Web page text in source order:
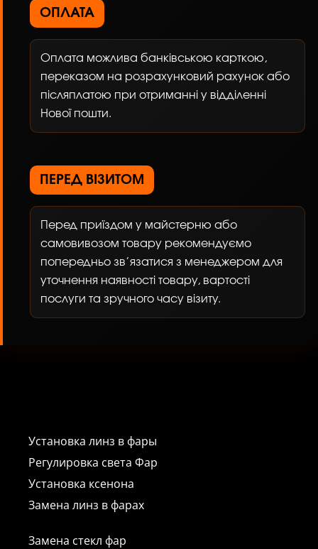
ОПЛАТА
Оплата можлива банківською карткою,
переказом на розрахунковий рахунок або
післяплатою при отриманні у відділенні
Нової пошти.
ПЕРЕД ВІЗИТОМ
Перед приїздом у майстерню або
самовивозом товару рекомендуємо
попередньо зв’язатися з менеджером для
уточнення наявності товару, вартості
послуги та зручного часу візиту.
Установка линз в фары
Регулировка света Фар
Установка ксенона
Замена линз в фарах
Замена стекл фар